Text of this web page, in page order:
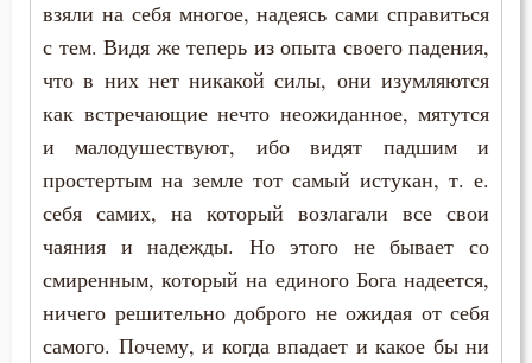
Гордость
Грех
Добро
Духовная жизнь
Исаак Сирин Ниневийский
Лев Оптинский (Наголкин)
Максим Исповедник
Марк Подвижник
Моисей Оптинский (Путилов)
взяли на себя многое, надеясь сами справиться
с тем. Видя же теперь из опыта своего падения,
что в них нет никакой силы, они изумляются
как встречающие нечто неожиданное, мятутся
и малодушествуют, ибо видят падшим и
простертым на земле тот самый истукан, т. е.
себя самих, на который возлагали все свои
чаяния и надежды. Но этого не бывает со
смиренным, который на единого Бога надеется,
ничего решительно доброго не ожидая от себя
самого. Почему, и когда впадает и какое бы ни